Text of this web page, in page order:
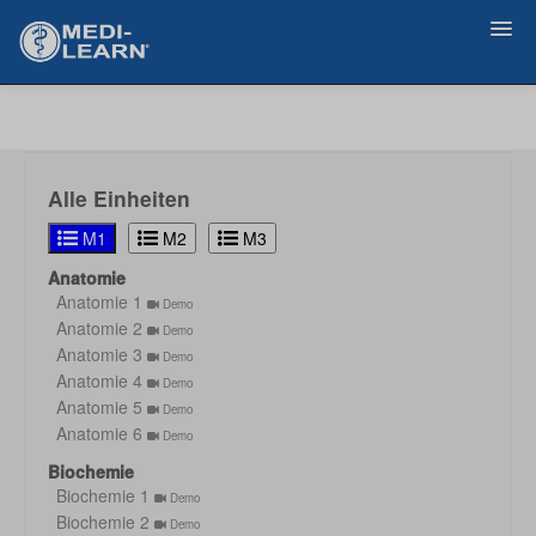
Alle Einheiten
M1 M2
M3
Anatomie
Anatomie 1
Demo
Anatomie 2 Demo
Anatomie 3 Demo
Anatomie 4 Demo
Anatomie 5 Demo
Anatomie 6 Demo
Biochemie
Biochemie 1
Demo
Biochemie 2 Demo